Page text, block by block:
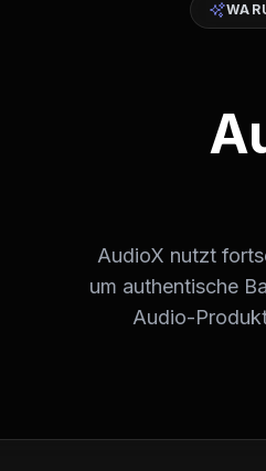
AudioX nutzt
um authentische
Audio-